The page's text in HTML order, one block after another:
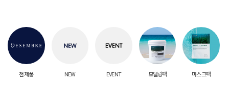
전 제품 NEW EVENT 모델링팩 마스크팩